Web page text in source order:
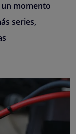
un momento
series,